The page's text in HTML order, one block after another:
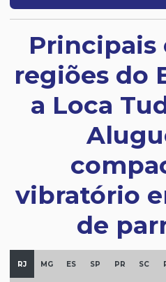
Principais
regiões do
a Loca
vibratório
de
RJ MG ES SP PR SC